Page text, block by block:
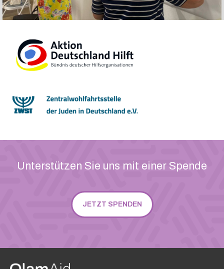
Unterstützen Sie uns mit einer Spende
JETZT SPENDEN